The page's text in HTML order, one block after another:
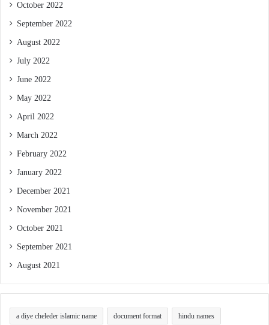
October 2022
September 2022
August 2022
July 2022
June 2022
May 2022
April 2022
March 2022
February 2022
January 2022
December 2021
November 2021
October 2021
September 2021
August 2021
a diye cheleder islamic name document format hindu names